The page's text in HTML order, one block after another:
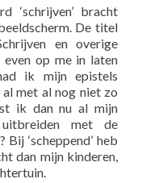
‘schrijven’ bracht
De titel
en overige
op me in laten
ik mijn epistels
met al nog niet zo
ik dan nu al mijn
met de
‘scheppend’ heb
dan mijn kinderen,